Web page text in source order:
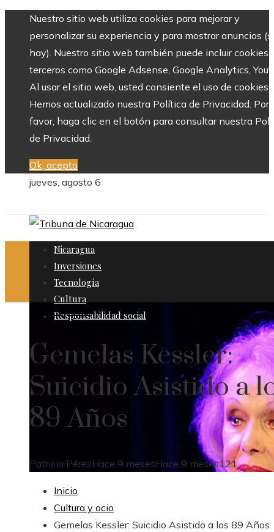
Nuestro sitio web utiliza cookies para mejorar y
personalizar su experiencia y para mostrar anuncios
hay). Nuestro sitio web también puede incluir cookies
terceros como Google Adsense, Google Analytics,
Al usar el sitio web, usted consiente el uso de cookies.
Hemos actualizado nuestra Política de Privacidad. Por
favor, haga clic en el botón para consultar nuestra
de Privacidad.
Ok, acepto
jueves, agosto 6
Nicaragua
Inversiones
Tecnología
Cultura
Responsabilidad social
Cultura y ocio
Gemelas Kessler:
Suicidio Asistido a
89 Años
Patricia PérezHace 9 mesesHace 9 meses121
Inicio
Cultura y ocio
Gemelas Kessler: Suicidio Asistido a los 89 Años